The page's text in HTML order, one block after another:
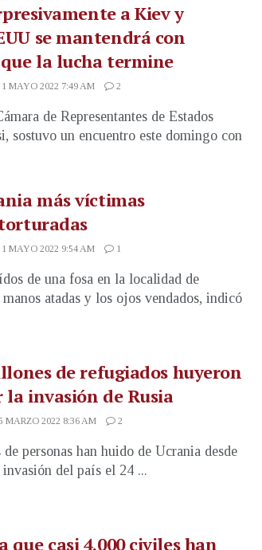
a Kiev y
se mantendrá con
la lucha termine
MAYO 2022 7:49 AM 2
de Representantes de Estados
sostuvo un encuentro este domingo con
más víctimas
MAYO 2022 9:54 AM 1
de una fosa en la localidad de
atadas y los ojos vendados, indicó
de refugiados huyeron
la invasión de Rusia
MARZO 2022 8:36 AM 2
personas han huido de Ucrania desde
del país el 24 ...
que casi 4.000 civiles han